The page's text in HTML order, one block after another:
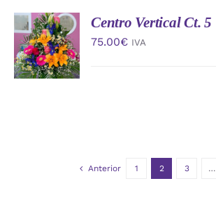
AÑADIR
AL
CARRITO
/
DETALLES
Centro Vertical Ct. 5
75.00€ IVA
Anterior 1 2 3 …